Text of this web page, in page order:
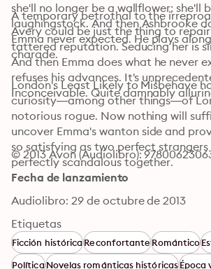
she'll no longer be a wallflower; she'll
laughingstock. And then Ashbrooke
Emma never expected. He plays
charade.
A temporary betrothal to the
Avery could be just the thing to
tattered reputation. Seducing her is
And then Emma does what he never
refuses his advances. It's
Inconceivable. Quite damnably
London's Least Likely to Misbehave
curiosity—among other things—of
notorious rogue. Now nothing will
uncover Emma's wanton side and
so satisfying as two perfect strangers
perfectly scandalous together.
© 2013 Avon (Audiolibro):
Fecha de lanzamiento
Audiolibro: 29 de octubre de 2013
Etiquetas
Ficción históricaReconfortanteRomántico
PolíticaNovelas románticas históricasÉpoca